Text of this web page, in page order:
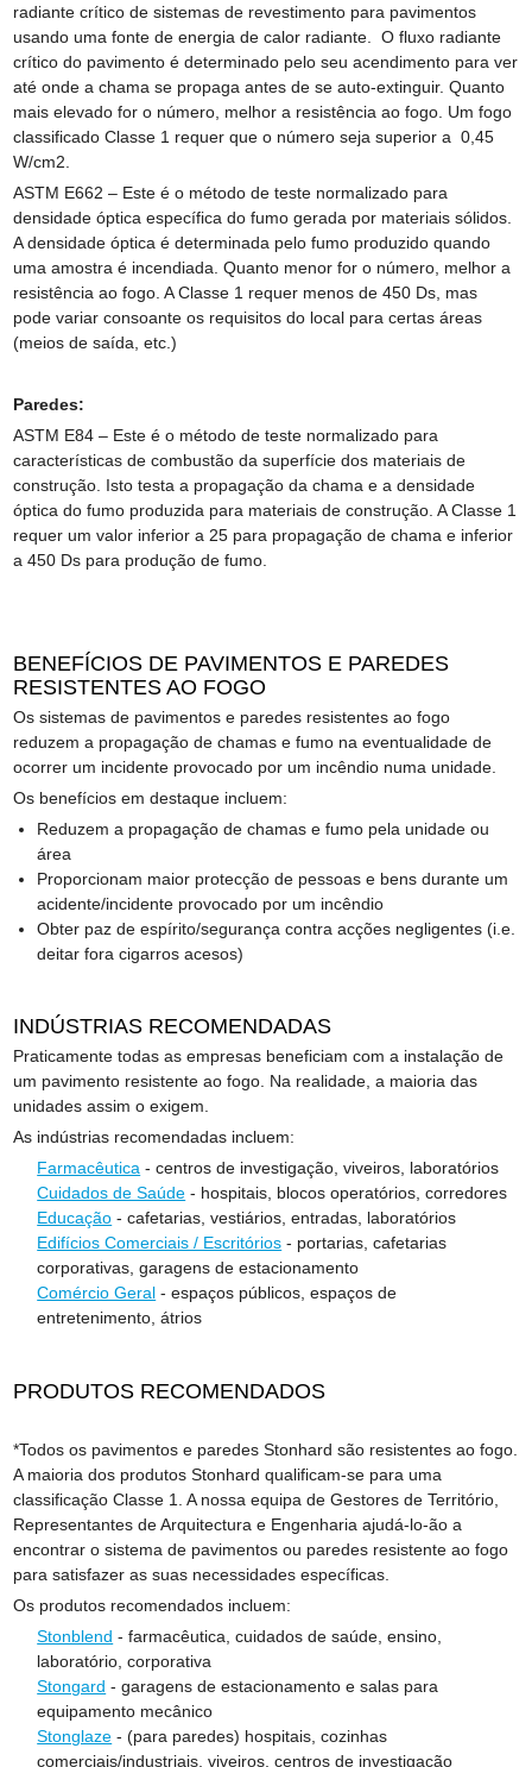
radiante crítico de sistemas de revestimento para pavimentos
usando uma fonte de energia de calor radiante. O fluxo radiante
crítico do pavimento é determinado pelo seu acendimento para ver
até onde a chama se propaga antes de se auto-extinguir. Quanto
mais elevado for o número, melhor a resistência ao fogo. Um fogo
classificado Classe 1 requer que o número seja superior a 0,45
W/cm2.
ASTM E662 – Este é o método de teste normalizado para
densidade óptica específica do fumo gerada por materiais sólidos.
A densidade óptica é determinada pelo fumo produzido quando
uma amostra é incendiada. Quanto menor for o número, melhor a
resistência ao fogo. A Classe 1 requer menos de 450 Ds, mas
pode variar consoante os requisitos do local para certas áreas
(meios de saída, etc.)
Paredes:
ASTM E84 – Este é o método de teste normalizado para
características de combustão da superfície dos materiais de
construção. Isto testa a propagação da chama e a densidade
óptica do fumo produzida para materiais de construção. A Classe 1
requer um valor inferior a 25 para propagação de chama e inferior
a 450 Ds para produção de fumo.
BENEFÍCIOS DE PAVIMENTOS E PAREDES
RESISTENTES AO FOGO
Os sistemas de pavimentos e paredes resistentes ao fogo
reduzem a propagação de chamas e fumo na eventualidade de
ocorrer um incidente provocado por um incêndio numa unidade.
Os benefícios em destaque incluem:
Reduzem a propagação de chamas e fumo pela unidade ou
área
Proporcionam maior protecção de pessoas e bens durante um
acidente/incidente provocado por um incêndio
Obter paz de espírito/segurança contra acções negligentes (i.e.
deitar fora cigarros acesos)
INDÚSTRIAS RECOMENDADAS
Praticamente todas as empresas beneficiam com a instalação de
um pavimento resistente ao fogo. Na realidade, a maioria das
unidades assim o exigem.
As indústrias recomendadas incluem:
Farmacêutica - centros de investigação, viveiros, laboratórios
Cuidados de Saúde - hospitais, blocos operatórios, corredores
Educação - cafetarias, vestiários, entradas, laboratórios
Edifícios Comerciais / Escritórios - portarias, cafetarias
corporativas, garagens de estacionamento
Comércio Geral - espaços públicos, espaços de
entretenimento, átrios
PRODUTOS RECOMENDADOS
*Todos os pavimentos e paredes Stonhard são resistentes ao fogo.
A maioria dos produtos Stonhard qualificam-se para uma
classificação Classe 1. A nossa equipa de Gestores de Território,
Representantes de Arquitectura e Engenharia ajudá-lo-ão a
encontrar o sistema de pavimentos ou paredes resistente ao fogo
para satisfazer as suas necessidades específicas.
Os produtos recomendados incluem:
Stonblend - farmacêutica, cuidados de saúde, ensino,
laboratório, corporativa
Stongard - garagens de estacionamento e salas para
equipamento mecânico
Stonglaze - (para paredes) hospitais, cozinhas
comerciais/industriais, viveiros, centros de investigação